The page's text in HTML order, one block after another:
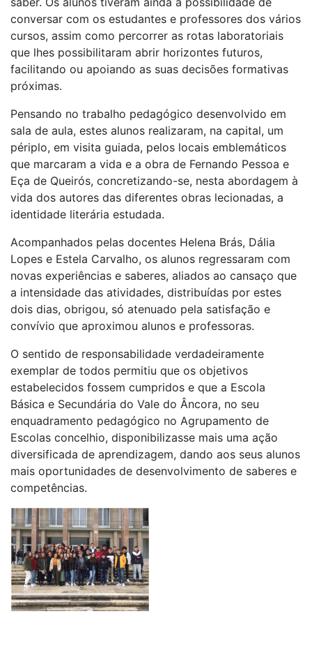
conversar com os estudantes e professores dos vários
cursos, assim como percorrer as rotas laboratoriais
que lhes possibilitaram abrir horizontes futuros,
facilitando ou apoiando as suas decisões formativas
próximas.
Pensando no trabalho pedagógico desenvolvido em
sala de aula, estes alunos realizaram, na capital, um
périplo, em visita guiada, pelos locais emblemáticos
que marcaram a vida e a obra de Fernando Pessoa e
Eça de Queirós, concretizando-se, nesta abordagem à
vida dos autores das diferentes obras lecionadas, a
identidade literária estudada.
Acompanhados pelas docentes Helena Brás, Dália
Lopes e Estela Carvalho, os alunos regressaram com
novas experiências e saberes, aliados ao cansaço que
a intensidade das atividades, distribuídas por estes
dois dias, obrigou, só atenuado pela satisfação e
convívio que aproximou alunos e professoras.
O sentido de responsabilidade verdadeiramente
exemplar de todos permitiu que os objetivos
estabelecidos fossem cumpridos e que a Escola
Básica e Secundária do Vale do Âncora, no seu
enquadramento pedagógico no Agrupamento de
Escolas concelhio, disponibilizasse mais uma ação
diversificada de aprendizagem, dando aos seus alunos
mais oportunidades de desenvolvimento de saberes e
competências.